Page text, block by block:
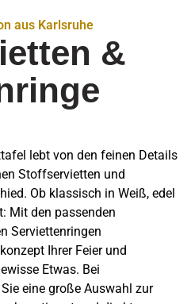
aus Karlsruhe
&
lebt von den feinen Details
Stoffservietten und
Ob klassisch in Weiß, edel
Mit den passenden
Serviettenringen
Ihrer Feier und
Etwas. Bei
eine große Auswahl zur